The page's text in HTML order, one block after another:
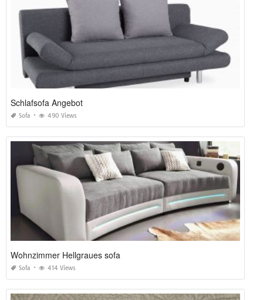
Schlafsofa Angebot
Sofa 490 Views
Wohnzimmer Hellgraues sofa
Sofa 414 Views